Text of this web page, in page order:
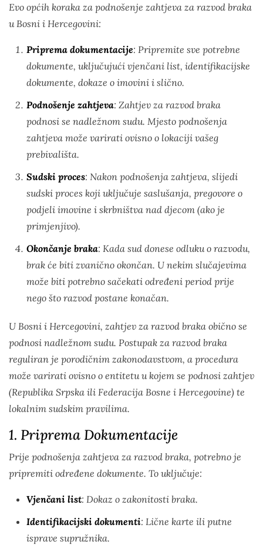
Evo općih koraka za podnošenje zahtjeva za razvod braka
u Bosni i Hercegovini:
Priprema dokumentacije: Pripremite sve potrebne
dokumente, uključujući vjenčani list, identifikacijske
dokumente, dokaze o imovini i slično.
Podnošenje zahtjeva: Zahtjev za razvod braka
podnosi se nadležnom sudu. Mjesto podnošenja
zahtjeva može varirati ovisno o lokaciji vašeg
prebivališta.
Sudski proces: Nakon podnošenja zahtjeva, slijedi
sudski proces koji uključuje saslušanja, pregovore o
podjeli imovine i skrbništva nad djecom (ako je
primjenjivo).
Okončanje braka: Kada sud donese odluku o razvodu,
brak će biti zvanično okončan. U nekim slučajevima
može biti potrebno sačekati određeni period prije
nego što razvod postane konačan.
U Bosni i Hercegovini, zahtjev za razvod braka obično se
podnosi nadležnom sudu. Postupak za razvod braka
reguliran je porodičnim zakonodavstvom, a procedura
može varirati ovisno o entitetu u kojem se podnosi zahtjev
(Republika Srpska ili Federacija Bosne i Hercegovine) te
lokalnim sudskim pravilima.
1. Priprema Dokumentacije
Prije podnošenja zahtjeva za razvod braka, potrebno je
pripremiti određene dokumente. To uključuje:
Vjenčani list: Dokaz o zakonitosti braka.
Identifikacijski dokumenti: Lične karte ili putne
isprave supružnika.